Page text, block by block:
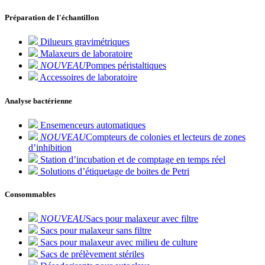
Préparation de l'échantillon
Dilueurs gravimétriques
Malaxeurs de laboratoire
NOUVEAUPompes péristaltiques
Accessoires de laboratoire
Analyse bactérienne
Ensemenceurs automatiques
NOUVEAUCompteurs de colonies et lecteurs de zones
d’inhibition
Station d’incubation et de comptage en temps réel
Solutions d’étiquetage de boites de Petri
Consommables
NOUVEAUSacs pour malaxeur avec filtre
Sacs pour malaxeur sans filtre
Sacs pour malaxeur avec milieu de culture
Sacs de prélèvement stériles